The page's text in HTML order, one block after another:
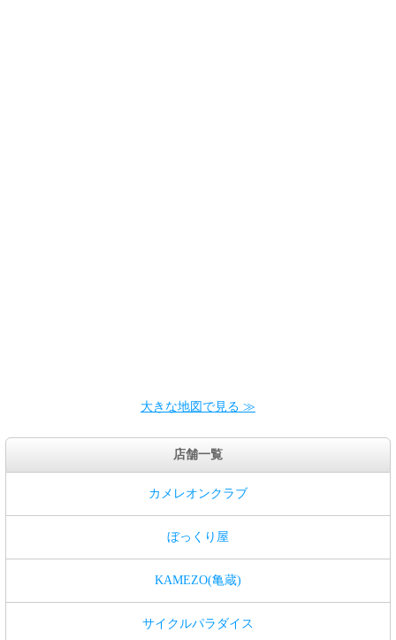
大きな地図で見る ≫
店舗一覧
カメレオンクラブ
ぼっくり屋
KAMEZO(亀蔵)
サイクルパラダイス